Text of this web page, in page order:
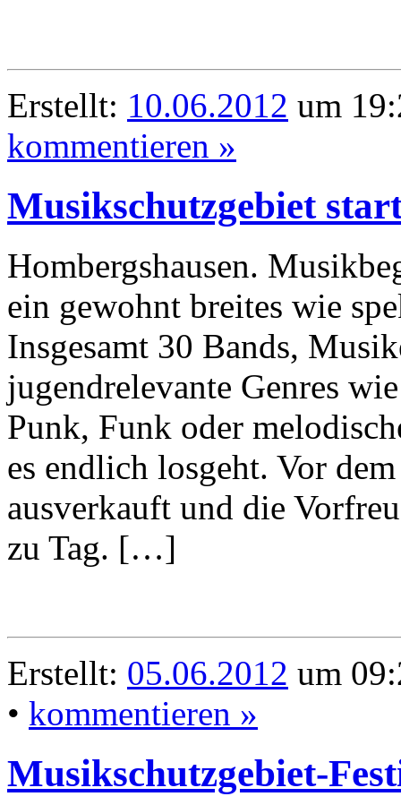
Erstellt: 10.06.2012 um
kommentieren »
Musikschutzgebiet
Hombergshausen.
ein gewohnt breites wie
Insgesamt 30 Bands,
jugendrelevante Genres
Punk, Funk oder
es endlich losgeht. Vor
ausverkauft und die
zu Tag. […]
Erstellt: 05.06.2012 um
• kommentieren »
Musikschutzgebiet-